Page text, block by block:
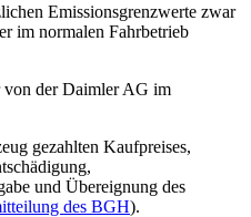
Emissionsgrenzwerte zwar
im normalen Fahrbetrieb
der Daimler AG im
gezahlten Kaufpreises,
und Übereignung des
des BGH).